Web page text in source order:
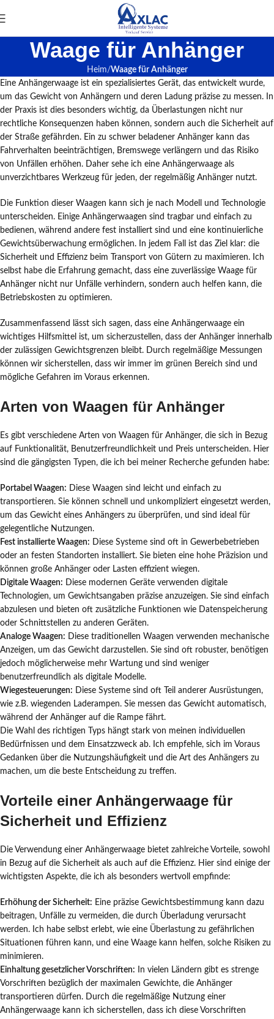
Waage für Anhänger
Heim Waage für Anhänger
Eine Anhängerwaage ist ein spezialisiertes Gerät, das entwickelt wurde,
um das Gewicht von Anhängern und deren Ladung präzise zu messen. In
der Praxis ist dies besonders wichtig, da Überlastungen nicht nur
rechtliche Konsequenzen haben können, sondern auch die Sicherheit auf
der Straße gefährden. Ein zu schwer beladener Anhänger kann das
Fahrverhalten beeinträchtigen, Bremswege verlängern und das Risiko
von Unfällen erhöhen. Daher sehe ich eine Anhängerwaage als
unverzichtbares Werkzeug für jeden, der regelmäßig Anhänger nutzt.
Die Funktion dieser Waagen kann sich je nach Modell und Technologie
unterscheiden. Einige Anhängerwaagen sind tragbar und einfach zu
bedienen, während andere fest installiert sind und eine kontinuierliche
Gewichtsüberwachung ermöglichen. In jedem Fall ist das Ziel klar: die
Sicherheit und Effizienz beim Transport von Gütern zu maximieren. Ich
selbst habe die Erfahrung gemacht, dass eine zuverlässige Waage für
Anhänger nicht nur Unfälle verhindern, sondern auch helfen kann, die
Betriebskosten zu optimieren.
Zusammenfassend lässt sich sagen, dass eine Anhängerwaage ein
wichtiges Hilfsmittel ist, um sicherzustellen, dass der Anhänger innerhalb
der zulässigen Gewichtsgrenzen bleibt. Durch regelmäßige Messungen
können wir sicherstellen, dass wir immer im grünen Bereich sind und
mögliche Gefahren im Voraus erkennen.
Arten von Waagen für Anhänger
Es gibt verschiedene Arten von Waagen für Anhänger, die sich in Bezug
auf Funktionalität, Benutzerfreundlichkeit und Preis unterscheiden. Hier
sind die gängigsten Typen, die ich bei meiner Recherche gefunden habe:
Portabel Waagen: Diese Waagen sind leicht und einfach zu
transportieren. Sie können schnell und unkompliziert eingesetzt werden,
um das Gewicht eines Anhängers zu überprüfen, und sind ideal für
gelegentliche Nutzungen.
Fest installierte Waagen: Diese Systeme sind oft in Gewerbebetrieben
oder an festen Standorten installiert. Sie bieten eine hohe Präzision und
können große Anhänger oder Lasten effizient wiegen.
Digitale Waagen: Diese modernen Geräte verwenden digitale
Technologien, um Gewichtsangaben präzise anzuzeigen. Sie sind einfach
abzulesen und bieten oft zusätzliche Funktionen wie Datenspeicherung
oder Schnittstellen zu anderen Geräten.
Analoge Waagen: Diese traditionellen Waagen verwenden mechanische
Anzeigen, um das Gewicht darzustellen. Sie sind oft robuster, benötigen
jedoch möglicherweise mehr Wartung und sind weniger
benutzerfreundlich als digitale Modelle.
Wiegesteuerungen: Diese Systeme sind oft Teil anderer Ausrüstungen,
wie z.B. wiegenden Laderampen. Sie messen das Gewicht automatisch,
während der Anhänger auf die Rampe fährt.
Die Wahl des richtigen Typs hängt stark von meinen individuellen
Bedürfnissen und dem Einsatzzweck ab. Ich empfehle, sich im Voraus
Gedanken über die Nutzungshäufigkeit und die Art des Anhängers zu
machen, um die beste Entscheidung zu treffen.
Vorteile einer Anhängerwaage für
Sicherheit und Effizienz
Die Verwendung einer Anhängerwaage bietet zahlreiche Vorteile, sowohl
in Bezug auf die Sicherheit als auch auf die Effizienz. Hier sind einige der
wichtigsten Aspekte, die ich als besonders wertvoll empfinde:
Erhöhung der Sicherheit: Eine präzise Gewichtsbestimmung kann dazu
beitragen, Unfälle zu vermeiden, die durch Überladung verursacht
werden. Ich habe selbst erlebt, wie eine Überlastung zu gefährlichen
Situationen führen kann, und eine Waage kann helfen, solche Risiken zu
minimieren.
Einhaltung gesetzlicher Vorschriften: In vielen Ländern gibt es strenge
Vorschriften bezüglich der maximalen Gewichte, die Anhänger
transportieren dürfen. Durch die regelmäßige Nutzung einer
Anhängerwaage kann ich sicherstellen, dass ich diese Vorschriften